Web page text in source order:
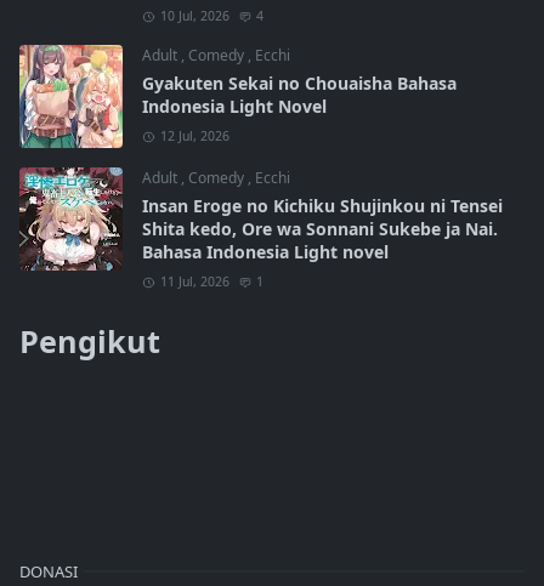
10 Jul, 2026 4
Adult , Comedy , Ecchi
Gyakuten Sekai no Chouaisha Bahasa
Indonesia Light Novel
12 Jul, 2026
Adult , Comedy , Ecchi
Insan Eroge no Kichiku Shujinkou ni Tensei
Shita kedo, Ore wa Sonnani Sukebe ja Nai.
Bahasa Indonesia Light novel
11 Jul, 2026 1
Pengikut
DONASI